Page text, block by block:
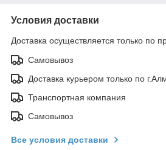
Условия доставки
Доставка осуществляется только по
Самовывоз
Доставка курьером только по
Транспортная компания
Самовывоз
Все условия доставки